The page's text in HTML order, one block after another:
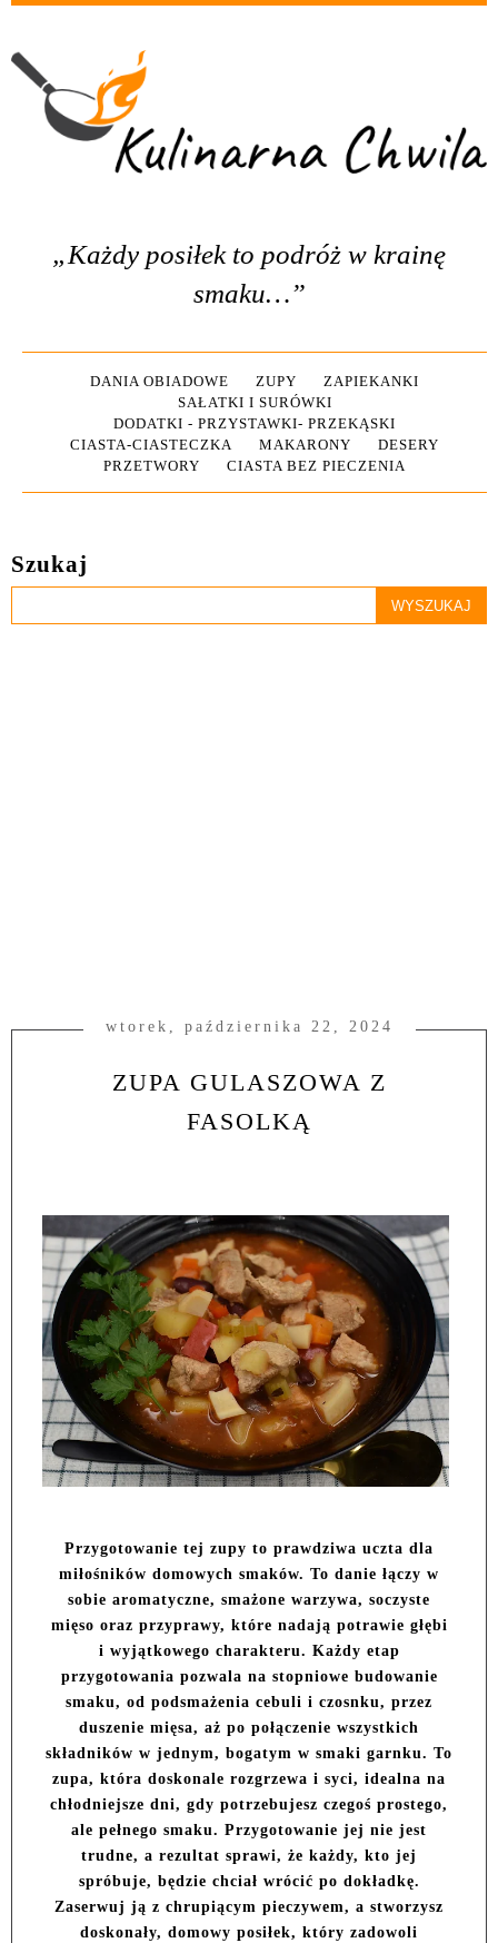
„Każdy posiłek to podróż w krainę
smaku…”
DANIA OBIADOWE ZUPY
ZAPIEKANKI
SAŁATKI I SURÓWKI
DODATKI - PRZYSTAWKI- PRZEKĄSKI
CIASTA-CIASTECZKA
MAKARONY
DESERY
PRZETWORY
CIASTA BEZ PIECZENIA
Szukaj
wtorek, października 22, 2024
ZUPA GULASZOWA Z
FASOLKĄ
Przygotowanie tej zupy to prawdziwa uczta dla
miłośników domowych smaków. To danie łączy w
sobie aromatyczne, smażone warzywa, soczyste
mięso oraz przyprawy, które nadają potrawie głębi
i wyjątkowego charakteru. Każdy etap
przygotowania pozwala na stopniowe budowanie
smaku, od podsmażenia cebuli i czosnku, przez
duszenie mięsa, aż po połączenie wszystkich
składników w jednym, bogatym w smaki garnku. To
zupa, która doskonale rozgrzewa i syci, idealna na
chłodniejsze dni, gdy potrzebujesz czegoś prostego,
ale pełnego smaku. Przygotowanie jej nie jest
trudne, a rezultat sprawi, że każdy, kto jej
spróbuje, będzie chciał wrócić po dokładkę.
Zaserwuj ją z chrupiącym pieczywem, a stworzysz
doskonały, domowy posiłek, który zadowoli